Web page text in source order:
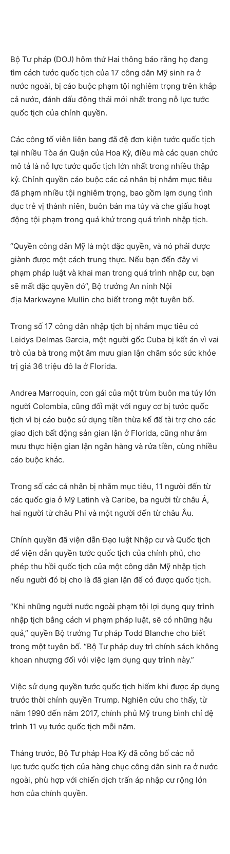
Bộ Tư pháp (DOJ) hôm thứ Hai thông báo rằng họ đang
tìm cách tước quốc tịch của 17 công dân Mỹ sinh ra ở
nước ngoài, bị cáo buộc phạm tội nghiêm trọng trên khắp
cả nước, đánh dấu động thái mới nhất trong nỗ lực tước
quốc tịch của chính quyền.
Các công tố viên liên bang đã đệ đơn kiện tước quốc tịch
tại nhiều Tòa án Quận của Hoa Kỳ, điều mà các quan chức
mô tả là nỗ lực tước quốc tịch lớn nhất trong nhiều thập
kỷ. Chính quyền cáo buộc các cá nhân bị nhắm mục tiêu
đã phạm nhiều tội nghiêm trọng, bao gồm lạm dụng tình
dục trẻ vị thành niên, buôn bán ma túy và che giấu hoạt
động tội phạm trong quá khứ trong quá trình nhập tịch.
“Quyền công dân Mỹ là một đặc quyền, và nó phải được
giành được một cách trung thực. Nếu bạn đến đây vi
phạm pháp luật và khai man trong quá trình nhập cư, bạn
sẽ mất đặc quyền đó”, Bộ trưởng An ninh Nội
địa Markwayne Mullin cho biết trong một tuyên bố.
Trong số 17 công dân nhập tịch bị nhắm mục tiêu có
Leidys Delmas Garcia, một người gốc Cuba bị kết án vì vai
trò của bà trong một âm mưu gian lận chăm sóc sức khỏe
trị giá 36 triệu đô la ở Florida.
Andrea Marroquin, con gái của một trùm buôn ma túy lớn
người Colombia, cũng đối mặt với nguy cơ bị tước quốc
tịch vì bị cáo buộc sử dụng tiền thừa kế để tài trợ cho các
giao dịch bất động sản gian lận ở Florida, cũng như âm
mưu thực hiện gian lận ngân hàng và rửa tiền, cùng nhiều
cáo buộc khác.
Trong số các cá nhân bị nhắm mục tiêu, 11 người đến từ
các quốc gia ở Mỹ Latinh và Caribe, ba người từ châu Á,
hai người từ châu Phi và một người đến từ châu Âu.
Chính quyền đã viện dẫn Đạo luật Nhập cư và Quốc tịch
để viện dẫn quyền tước quốc tịch của chính phủ, cho
phép thu hồi quốc tịch của một công dân Mỹ nhập tịch
nếu người đó bị cho là đã gian lận để có được quốc tịch.
“Khi những người nước ngoài phạm tội lợi dụng quy trình
nhập tịch bằng cách vi phạm pháp luật, sẽ có những hậu
quả,” quyền Bộ trưởng Tư pháp Todd Blanche cho biết
trong một tuyên bố. “Bộ Tư pháp duy trì chính sách không
khoan nhượng đối với việc lạm dụng quy trình này.”
Việc sử dụng quyền tước quốc tịch hiếm khi được áp dụng
trước thời chính quyền Trump. Nghiên cứu cho thấy, từ
năm 1990 đến năm 2017, chính phủ Mỹ trung bình chỉ đệ
trình 11 vụ tước quốc tịch mỗi năm.
Tháng trước, Bộ Tư pháp Hoa Kỳ đã công bố các nỗ
lực tước quốc tịch của hàng chục công dân sinh ra ở nước
ngoài, phù hợp với chiến dịch trấn áp nhập cư rộng lớn
hơn của chính quyền.